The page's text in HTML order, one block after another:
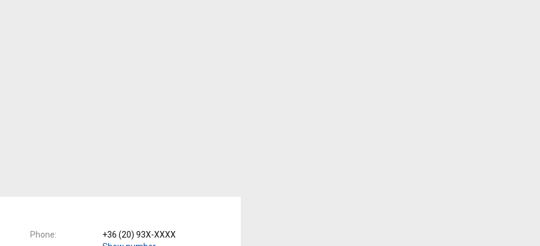
Phone
+36 (20) 93X-XXXX